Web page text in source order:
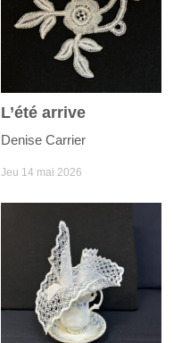
L’été arrive
Denise Carrier
Jeu 14 mai 2026